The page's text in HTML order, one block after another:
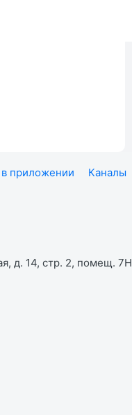
приложении Каналы
д. 14, стр. 2, помещ. 7Н